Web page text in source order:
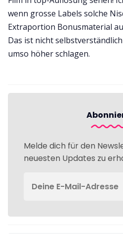
wenn grosse Labels solche
Extraportion Bonusmaterial
Das ist nicht
umso höher schlagen.
Melde dich für den
neuesten Updates zu